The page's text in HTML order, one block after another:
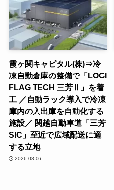
霞ヶ関キャピタル(株)⇒冷
凍自動倉庫の整備で「LOGI
FLAG TECH 三芳Ⅱ」を着
工 ／自動ラック導入で冷凍
庫内の入出庫を自動化する
施設／ 関越自動車道「三芳
SIC」至近で広域配送に適
する立地
2026-08-06